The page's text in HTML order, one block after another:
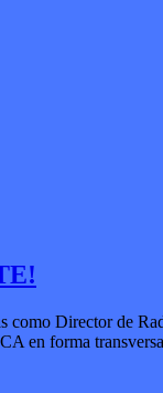
Director de
en forma